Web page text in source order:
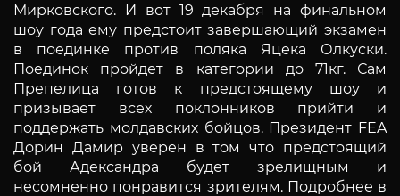
Мирковского. И вот 19 декабря на финальном
шоу года ему предстоит завершающий экзамен
в поединке против поляка Яцека Олкуски.
Поединок пройдет в категории до 71кг. Сам
Препелица готов к предстоящему шоу и
призывает всех поклонников прийти и
поддержать молдавских бойцов. Президент FEA
Дорин Дамир уверен в том что предстоящий
бой Адександра будет зрелищным и
несомненно понравится зрителям. Подробнее в